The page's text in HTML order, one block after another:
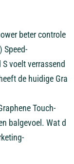
beter controle
Speed-
S voelt verrassend
de huidige Gra
Touch-
balgevoel. Wat d